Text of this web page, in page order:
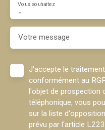
-
Vous souhaitez
Votre message
J'accepte le
conformément au
l'objet de prospection
téléphonique, vous
sur la liste
prévu par l'article